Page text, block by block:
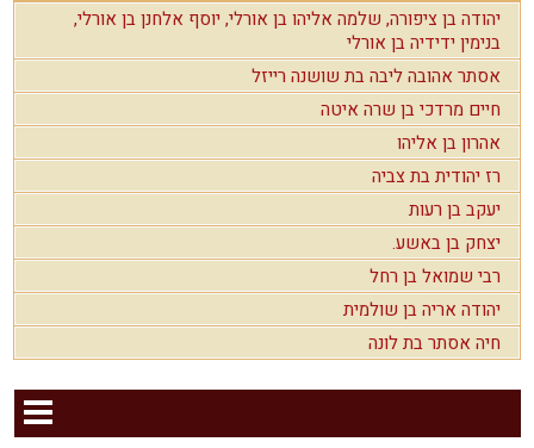
יהודה בן ציפורה, שלמה אליהו בן אורלי, יוסף אלחנן בן אורלי,
בנימין ידידיה בן אורלי
אסתר אהובה ליבה בת שושנה רייזל
חיים מרדכי בן שרה איטה
אהרון בן אליהו
רז יהודית בת צביה
יעקב בן רעות
יצחק בן באשע.
רבי שמואל בן רחל
יהודה אריה בן שולמית
חיה אסתר בת לונה